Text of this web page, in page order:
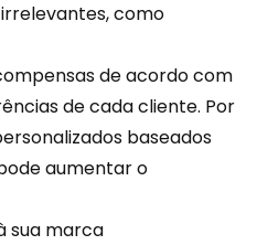
como
de acordo com
de cada cliente. Por
baseados
aumentar o
sua marca